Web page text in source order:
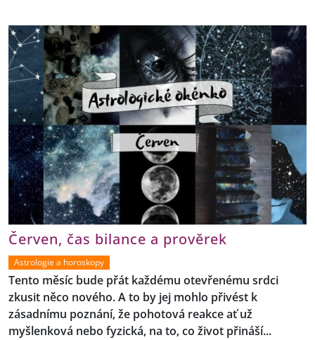
Červen, čas bilance a prověrek
Astrologie a horoskopy
Tento měsíc bude přát každému otevřenému srdci
zkusit něco nového. A to by jej mohlo přivést k
zásadnímu poznání, že pohotová reakce ať už
myšlenková nebo fyzická, na to, co život přináší...